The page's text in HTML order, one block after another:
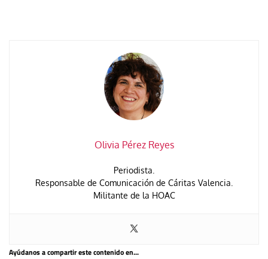
Olivia Pérez Reyes
Periodista.
Responsable de Comunicación de Cáritas Valencia.
Militante de la HOAC
Ayúdanos a compartir este contenido en...